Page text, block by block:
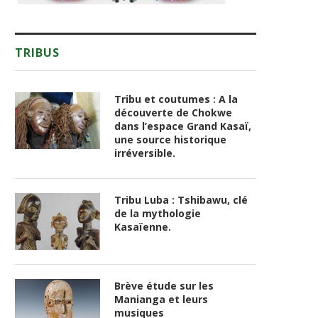
TRIBUS
Tribu et coutumes : A la
découverte de Chokwe
dans l’espace Grand Kasaï,
une source historique
irréversible.
Tribu Luba : Tshibawu, clé
de la mythologie
Kasaïenne.
Brève étude sur les
Manianga et leurs
musiques